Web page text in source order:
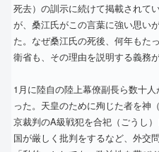
死去）の訓示に続けて掲載されて
が、桑江氏がこの言葉に強い思い
た。なぜ桑江氏の死後、何年もた
衛省も、その理由を説明する義務が
1月に陸自の陸上幕僚副長ら数十
った。天皇のために殉じた者を神
京裁判のA級戦犯を合祀（ごうし
国が厳しく批判をするなど、外交